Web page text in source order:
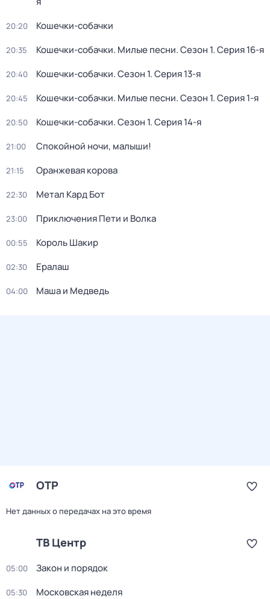
20:20 Кошечки-собачки
20:35 Кошечки-собачки. Милые песни. Сезон 1. Серия 16-я
20:40 Кошечки-собачки. Сезон 1. Серия 13-я
20:45 Кошечки-собачки. Милые песни. Сезон 1. Серия 1-я
20:50 Кошечки-собачки. Сезон 1. Серия 14-я
21:00 Спокойной ночи, малыши!
21:15 Оранжевая корова
22:30 Метал Кард Бот
23:00 Приключения Пети и Волка
00:55 Король Шакир
02:30 Ералаш
04:00 Маша и Медведь
ОТР
Нет данных о передачах на это время
ТВ Центр
05:00 Закон и порядок
05:30 Московская неделя